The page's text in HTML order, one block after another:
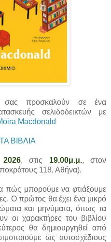
σας προσκαλούν σε ένα
σελιδοδεικτών με
Macdonald
ΒΙΒΛΙΑ
2026, στις 19.00μ.μ., στον
118, Αθήνα).
πώς μπορούμε να φτιάξουμε
Ο πρώτος θα έχει ένα μικρό
και μηνύματα, όπως τα
οι χαρακτήρες του βιβλίου
θα δημιουργηθεί από
ως αυτοσχέδιους